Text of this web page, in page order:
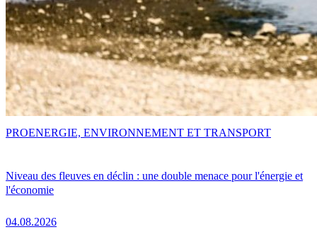
Niveau des fleuves en déclin : une double menace pour l'énergie et
l'économie
04.08.2026
PROENERGIE, ENVIRONNEMENT ET TRANSPORT